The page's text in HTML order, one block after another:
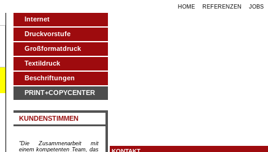
HOME REFERENZEN JOBS
Internet
Druckvorstufe
Großformatdruck
Textildruck
Beschriftungen
PRINT+COPYCENTER
KUNDENSTIMMEN
"Die Zusammenarbeit mit
einem kompetenten Team, das